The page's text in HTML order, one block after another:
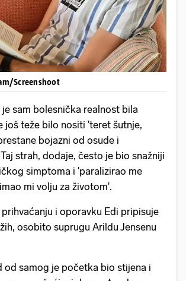
Screenshoot
je sam bolesnička realnost bila
još teže bilo nositi 'teret šutnje,
bojazni od osude i
strah, dodaje, često je bio snažniji
simptoma i 'paralizirao me
mi volju za životom'.
i oporavku Edi pripisuje
osobito suprugu Arildu Jensenu
od samog je početka bio stijena i